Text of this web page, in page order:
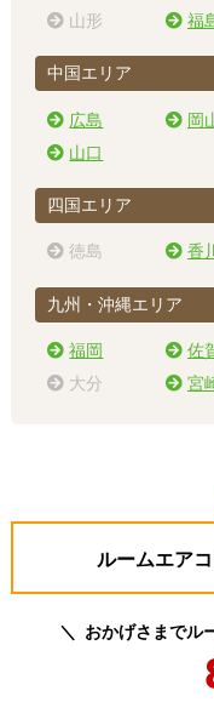
山形 福
中国エリア
広島 岡
山口
四国エリア
徳島 香川
九州・沖縄エリア
福岡 佐
大分
宮
ルームエア
おかげさまでル